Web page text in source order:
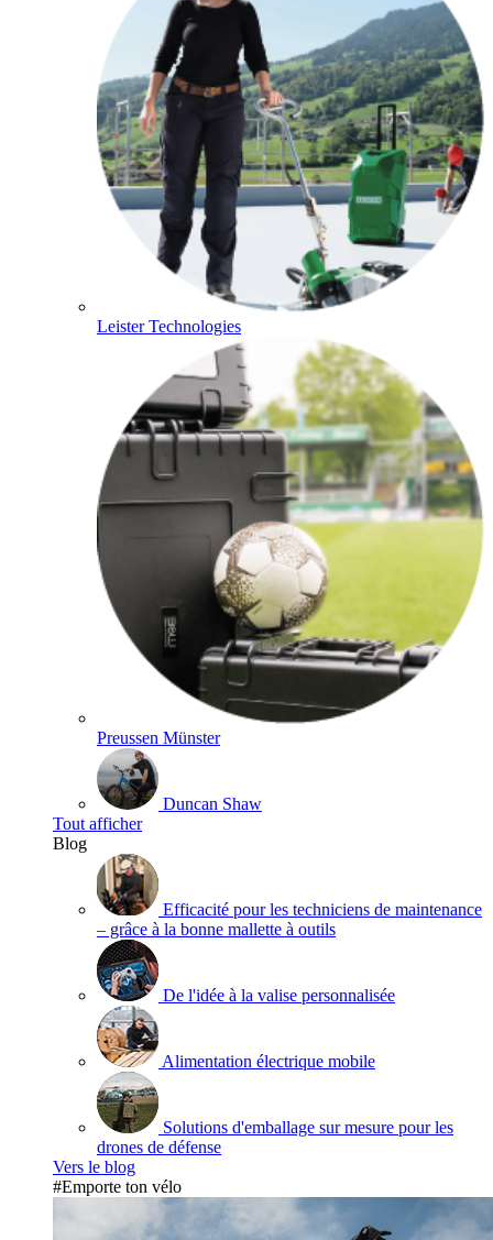
Leister Technologies
Preussen Münster
Duncan Shaw
Tout afficher
Blog
Efficacité pour les techniciens de maintenance
– grâce à la bonne mallette à outils
De l'idée à la valise personnalisée
Alimentation électrique mobile
Solutions d'emballage sur mesure pour les
drones de défense
Vers le blog
#Emporte ton vélo